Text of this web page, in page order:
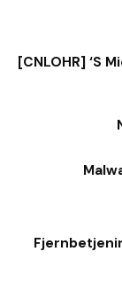
[CNLOHR] ‘s